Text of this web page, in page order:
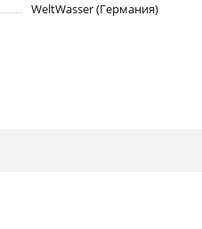
WeltWasser (Германия)